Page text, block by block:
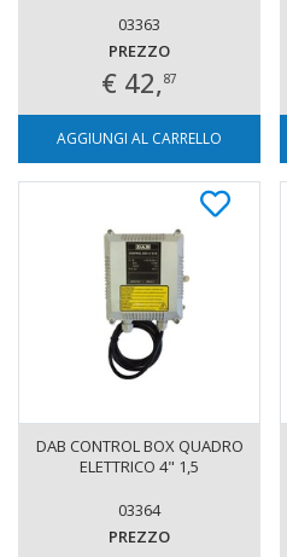
03363
PREZZO
€ 42,87
AGGIUNGI AL CARRELLO
DAB CONTROL BOX QUADRO
ELETTRICO 4" 1,5
03364
PREZZO